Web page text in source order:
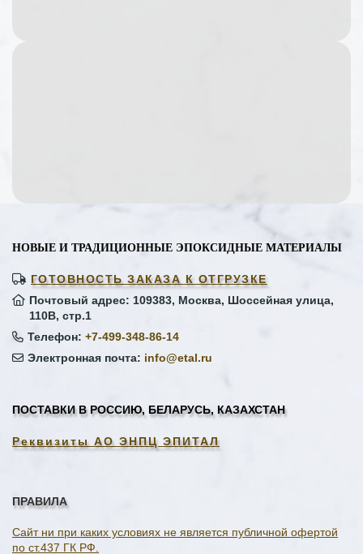
НОВЫЕ И ТРАДИЦИОННЫЕ ЭПОКСИДНЫЕ МАТЕРИАЛЫ
ГОТОВНОСТЬ ЗАКАЗА К ОТГРУЗКЕ
Почтовый адрес: 109383, Москва, Шоссейная улица,
110В, стр.1
Телефон: +7-499-348-86-14
Электронная почта: info@etal.ru
ПОСТАВКИ В РОССИЮ, БЕЛАРУСЬ, КАЗАХСТАН
Реквизиты АО ЭНПЦ ЭПИТАЛ
ПРАВИЛА
Сайт ни при каких условиях не является публичной офертой
по ст.437 ГК РФ.